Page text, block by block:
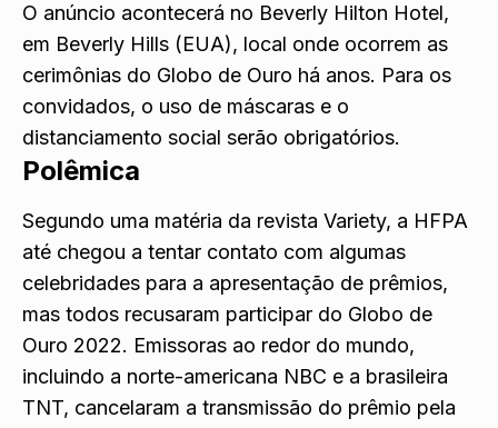
O anúncio acontecerá no Beverly Hilton Hotel,
em Beverly Hills (EUA), local onde ocorrem as
cerimônias do Globo de Ouro há anos. Para os
convidados, o uso de máscaras e o
distanciamento social serão obrigatórios.
Polêmica
Segundo uma matéria da revista Variety, a HFPA
até chegou a tentar contato com algumas
celebridades para a apresentação de prêmios,
mas todos recusaram participar do Globo de
Ouro 2022. Emissoras ao redor do mundo,
incluindo a norte-americana NBC e a brasileira
TNT, cancelaram a transmissão do prêmio pela